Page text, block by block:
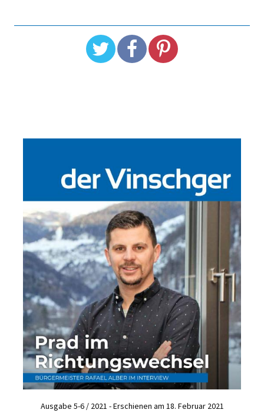
Ausgabe 5-6 / 2021 - Erschienen am 18. Februar 2021